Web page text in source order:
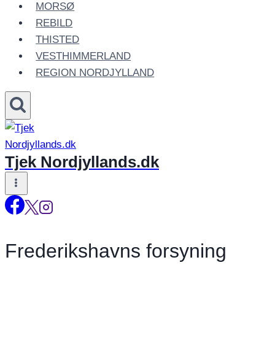
MORSØ
REBILD
THISTED
VESTHIMMERLAND
REGION NORDJYLLAND
Tjek Nordjyllands.dk
Frederikshavns forsyning